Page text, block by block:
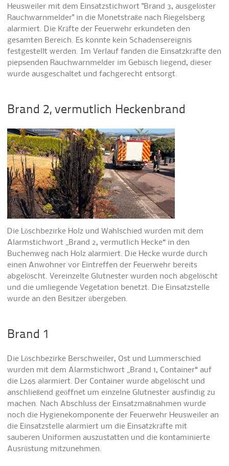
Heusweiler mit dem Einsatzstichwort "Brand 3, ausgelöster
Rauchwarnmelder" in die Monetstraße nach Riegelsberg
alarmiert. Die Kräfte der Feuerwehr erkundeten den
gesamten Bereich. Es konnte kein Schadensereignis
festgestellt werden. Im Verlauf fanden die Einsatzkräfte den
piepsenden Rauchwarnmelder im Gebüsch liegend, dieser
wurde ausgeschaltet und fachgerecht entsorgt.
Brand 2, vermutlich Heckenbrand
Die Löschbezirke Holz und Wahlschied wurden mit dem
Alarmstichwort „Brand 2, vermutlich Hecke“ in den
Buchenweg nach Holz alarmiert. Die Hecke wurde durch
einen Anwohner vor Eintreffen der Feuerwehr bereits
abgelöscht. Vereinzelte Glutnester wurden noch abgelöscht
und die umliegende Vegetation benetzt. Die Einsatzstelle
wurde an den Besitzer übergeben.
Brand 1
Die Löschbezirke Berschweiler, Ost und Lummerschied
wurden mit dem Alarmstichwort „Brand 1, Container“ auf
die L265 alarmiert. Der Container wurde abgelöscht und
anschließend geöffnet um einzelne Glutnester ausfindig zu
machen. Nach Abschluss der Einsatzmaßnahmen wurde
noch die Hygienekomponente der Feuerwehr Heusweiler an
die Einsatzstelle alarmiert um die Einsatzkräfte mit
sauberen Uniformen auszustatten und die kontaminierte
Ausrüstung mitzunehmen.